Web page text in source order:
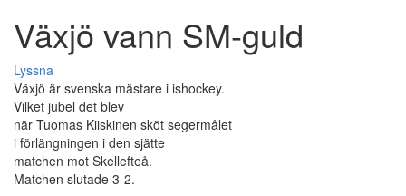
Växjö vann SM-guld
Lyssna
Växjö är svenska mästare i ishockey.
Vilket jubel det blev
när Tuomas Kiiskinen sköt segermålet
i förlängningen i den sjätte
matchen mot Skellefteå.
Matchen slutade 3-2.